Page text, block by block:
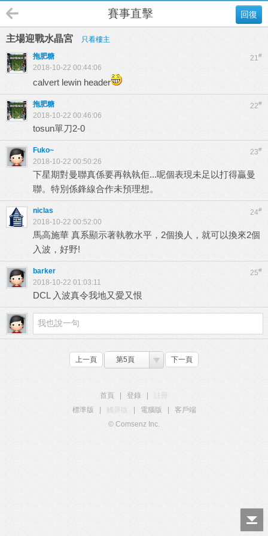
回復
賽事直擊
主場迎戰水晶宮 只看樓主
21#
拖肥糖
2018-10-22 00:44:06
calvert lewin header
22#
拖肥糖
2018-10-22 00:46:06
tosun單刀2-0
23#
Fuko~
2018-10-22 00:50:26
下星期對曼聯真係要再執執佢...呢個表現未足以打得贏曼
聯。特別係鋒線合作未預理想。
24#
niclas
2018-10-22 00:52:00
馬高施華 真系顯示著執教水平，2個換人，就可以換來2個
入波，好野!
25#
barker
2018-10-22 01:03:11
DCL 入波真令我地又愛又恨
上一頁 第5頁 下一頁
首頁 登錄
標準版
觸屏版 電腦版
客戶端
© Comsenz Inc.